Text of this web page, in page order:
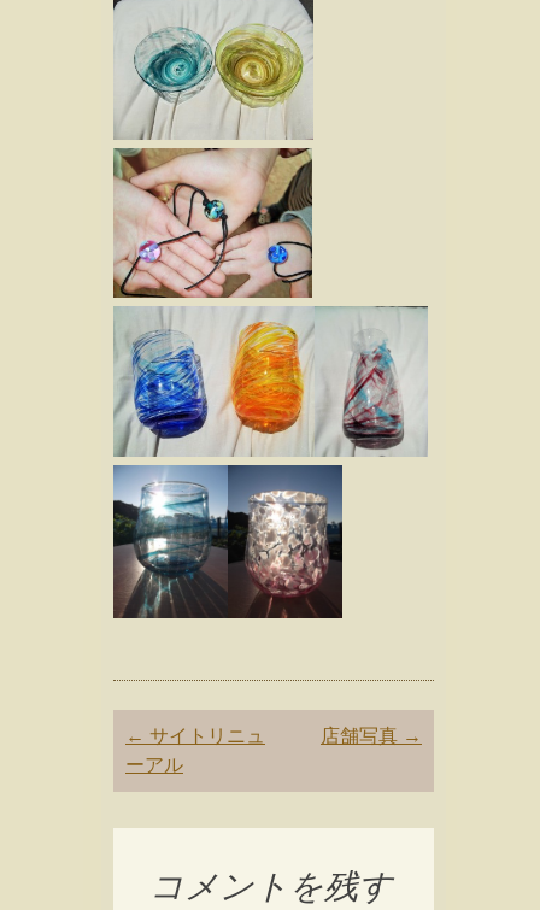
Post
navigation
← サイトリニュ
ーアル
店舗写真 →
コメントを残す